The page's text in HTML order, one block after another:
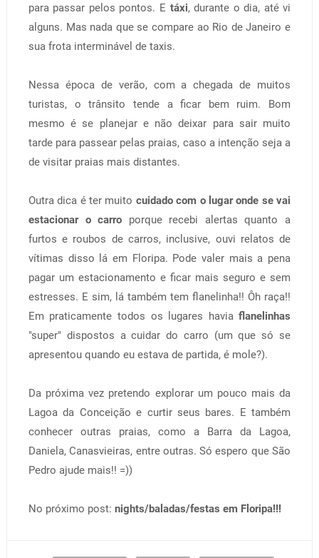
para passar pelos pontos. E táxi, durante o dia, até vi
alguns. Mas nada que se compare ao Rio de Janeiro e
sua frota interminável de taxis.
Nessa época de verão, com a chegada de muitos
turistas, o trânsito tende a ficar bem ruim. Bom
mesmo é se planejar e não deixar para sair muito
tarde para passear pelas praias, caso a intenção seja a
de visitar praias mais distantes.
Outra dica é ter muito cuidado com o lugar onde se vai
estacionar o carro porque recebi alertas quanto a
furtos e roubos de carros, inclusive, ouvi relatos de
vítimas disso lá em Floripa. Pode valer mais a pena
pagar um estacionamento e ficar mais seguro e sem
estresses. E sim, lá também tem flanelinha!! Ôh raça!!
Em praticamente todos os lugares haviaflanelinhas
"super" dispostos a cuidar do carro (um que só se
apresentou quando eu estava de partida, é mole?).
Da próxima vez pretendo explorar um pouco mais da
Lagoa da Conceição e curtir seus bares. E também
conhecer outras praias, como a Barra da Lagoa,
Daniela, Canasvieiras, entre outras. Só espero que São
Pedro ajude mais!! =))
No próximo post: nights/baladas/festas em Floripa!!!